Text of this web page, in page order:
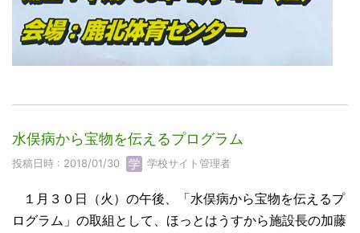
水俣病から宝物を伝えるプログラム
投稿日時 : 2018/01/30 学校サイト管理者
１月３０日（火）の午後、「水俣病から宝物を伝えるプ
ログラム」の取組として、ほっとはうすから施設長の加藤